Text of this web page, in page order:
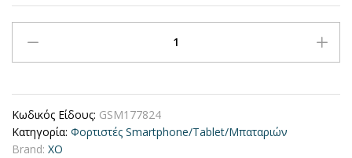
CE02A
Φορτιστής
20W
με
Power
Delivery
Κωδικός Είδους: GSM177824
Κατηγορία: Φορτιστές Smartphone/Tablet/Μπαταριών
Brand: XO